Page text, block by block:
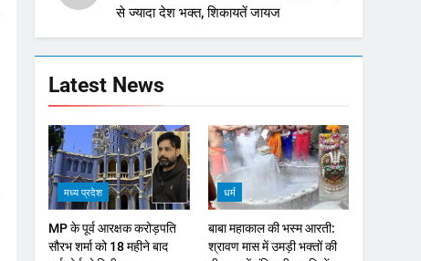
से ज्यादा देश भक्त, शिकायतें जायज
Latest News
मध्य प्रदेश
MP के पूर्व आरक्षक करोड़पति
सौरभ शर्मा को 18 महीने बाद
धर्म
बाबा महाकाल की भस्म आरती:
श्रावण मास में उमड़ी भक्तों की